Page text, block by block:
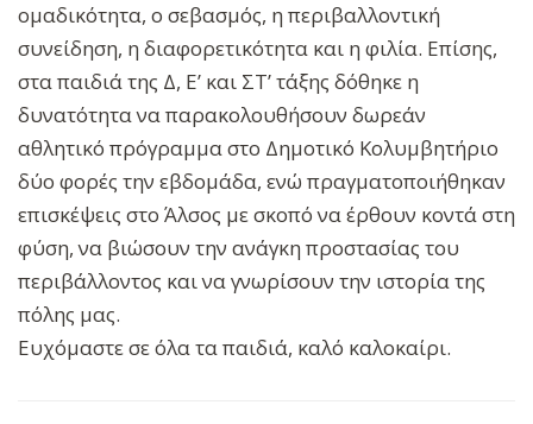
ομαδικότητα, ο σεβασμός, η περιβαλλοντική
συνείδηση, η διαφορετικότητα και η φιλία. Επίσης,
στα παιδιά της Δ, Ε’ και ΣΤ’ τάξης δόθηκε η
δυνατότητα να παρακολουθήσουν δωρεάν
αθλητικό πρόγραμμα στο Δημοτικό Κολυμβητήριο
δύο φορές την εβδομάδα, ενώ πραγματοποιήθηκαν
επισκέψεις στο Άλσος με σκοπό να έρθουν κοντά στη
φύση, να βιώσουν την ανάγκη προστασίας του
περιβάλλοντος και να γνωρίσουν την ιστορία της
πόλης μας.
Ευχόμαστε σε όλα τα παιδιά, καλό καλοκαίρι.